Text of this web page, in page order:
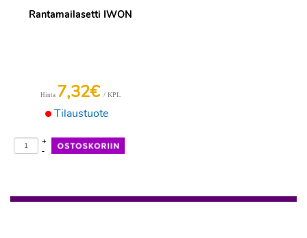
Rantamailasetti IWON
Tilaustuote
Hinta 7,32€ / KPL
-
+